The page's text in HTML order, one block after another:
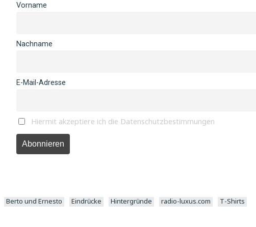
Vorname
Nachname
E-Mail-Adresse
Hiermit akzeptiere ich die Datenschutzbestimmungen
Berto und Ernesto Eindrücke Hintergründe radio-luxus.com T-Shirts